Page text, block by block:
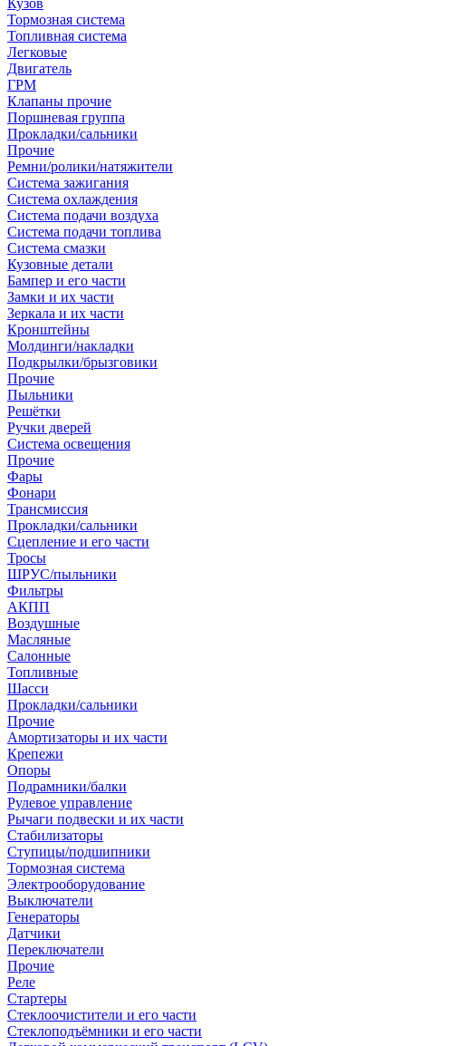
Кузов
Тормозная система
Топливная система
Легковые
Двигатель
ГРМ
Клапаны прочие
Поршневая группа
Прокладки/сальники
Прочие
Ремни/ролики/натяжители
Система зажигания
Система охлаждения
Система подачи воздуха
Система подачи топлива
Система смазки
Кузовные детали
Бампер и его части
Замки и их части
Зеркала и их части
Кронштейны
Молдинги/накладки
Подкрылки/брызговики
Прочие
Пыльники
Решётки
Ручки дверей
Система освещения
Прочие
Фары
Фонари
Трансмиссия
Прокладки/сальники
Сцепление и его части
Тросы
ШРУС/пыльники
Фильтры
АКПП
Воздушные
Масляные
Салонные
Топливные
Шасси
Прокладки/сальники
Прочие
Амортизаторы и их части
Крепежи
Опоры
Подрамники/балки
Рулевое управление
Рычаги подвески и их части
Стабилизаторы
Ступицы/подшипники
Тормозная система
Электрооборудование
Выключатели
Генераторы
Датчики
Переключатели
Прочие
Реле
Стартеры
Стеклоочистители и его части
Стеклоподъёмники и его части